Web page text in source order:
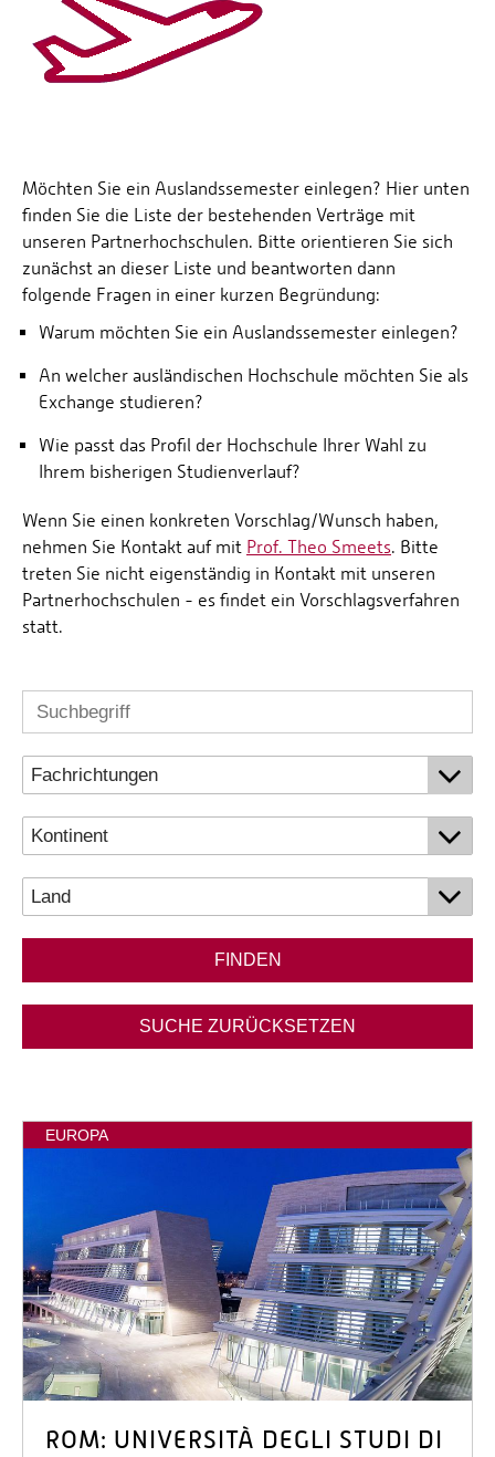
Möchten Sie ein Auslandssemester einlegen? Hier unten
finden Sie die Liste der bestehenden Verträge mit
unseren Partnerhochschulen. Bitte orientieren Sie sich
zunächst an dieser Liste und beantworten dann
folgende Fragen in einer kurzen Begründung:
Warum möchten Sie ein Auslandssemester einlegen?
An welcher ausländischen Hochschule möchten Sie als
Exchange studieren?
Wie passt das Profil der Hochschule Ihrer Wahl zu
Ihrem bisherigen Studienverlauf?
Wenn Sie einen konkreten Vorschlag/Wunsch haben,
nehmen Sie Kontakt auf mit Prof. Theo Smeets. Bitte
treten Sie nicht eigenständig in Kontakt mit unseren
Partnerhochschulen - es findet ein Vorschlagsverfahren
statt.
FINDEN
SUCHE ZURÜCKSETZEN
EUROPA
ROM: UNIVERSITÀ DEGLI STUDI DI